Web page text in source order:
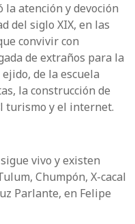
la atención y devoción
del siglo XIX, en las
convivir con
de extraños para la
de la escuela
la construcción de
turismo y el internet.
vivo y existen
Chumpón, X-cacal
Parlante, en Felipe